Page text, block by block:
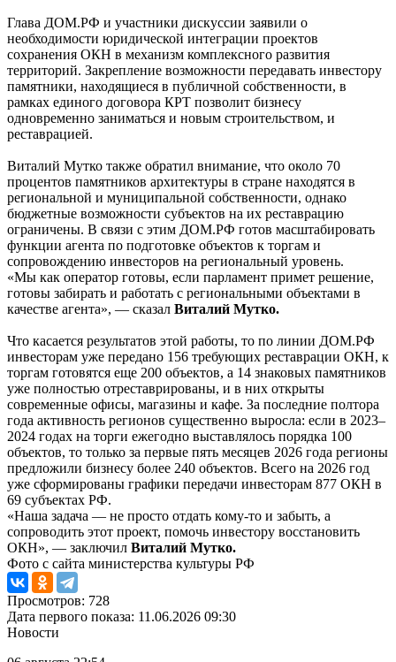
Глава ДОМ.РФ и участники дискуссии заявили о
необходимости юридической интеграции проектов
сохранения ОКН в механизм комплексного развития
территорий. Закрепление возможности передавать инвестору
памятники, находящиеся в публичной собственности, в
рамках единого договора КРТ позволит бизнесу
одновременно заниматься и новым строительством, и
реставрацией.
Виталий Мутко также обратил внимание, что около 70
процентов памятников архитектуры в стране находятся в
региональной и муниципальной собственности, однако
бюджетные возможности субъектов на их реставрацию
ограничены. В связи с этим ДОМ.РФ готов масштабировать
функции агента по подготовке объектов к торгам и
сопровождению инвесторов на региональный уровень.
«Мы как оператор готовы, если парламент примет решение,
готовы забирать и работать с региональными объектами в
качестве агента», — сказал Виталий Мутко.
Что касается результатов этой работы, то по линии ДОМ.РФ
инвесторам уже передано 156 требующих реставрации ОКН, к
торгам готовятся еще 200 объектов, а 14 знаковых памятников
уже полностью отреставрированы, и в них открыты
современные офисы, магазины и кафе. За последние полтора
года активность регионов существенно выросла: если в 2023–
2024 годах на торги ежегодно выставлялось порядка 100
объектов, то только за первые пять месяцев 2026 года регионы
предложили бизнесу более 240 объектов. Всего на 2026 год
уже сформированы графики передачи инвесторам 877 ОКН в
69 субъектах РФ.
«Наша задача — не просто отдать кому-то и забыть, а
сопроводить этот проект, помочь инвестору восстановить
ОКН», — заключил Виталий Мутко.
Фото с сайта министерства культуры РФ
Просмотров: 728
Дата первого показа: 11.06.2026 09:30
Новости